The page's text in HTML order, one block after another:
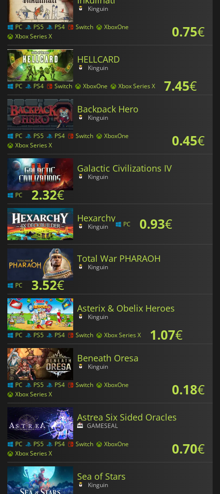
Kinguin
PC PS5 PS4 Switch
XboxOne
Xbox Series X
0.75€
HELLCARD
Kinguin
PC PS4 Switch XboxOne Xbox Series X 7.45€
Backpack Hero
Kinguin
PC PS5 PS4 Switch
XboxOne
Xbox Series X
0.45€
Galactic Civilizations IV
Kinguin
PC 2.32€
Hexarchy
Kinguin PC 0.93€
Total War PHARAOH
Kinguin
PC 3.52€
Asterix & Obelix Heroes
Kinguin
PC PS5 PS4 Switch Xbox Series X 1.07€
Beneath Oresa
Kinguin
PC PS5 PS4 Switch
XboxOne
Xbox Series X
0.18€
Astrea Six Sided Oracles
GAMESEAL
PC PS5 PS4 Switch
XboxOne
Xbox Series X
0.70€
Sea of Stars
Kinguin